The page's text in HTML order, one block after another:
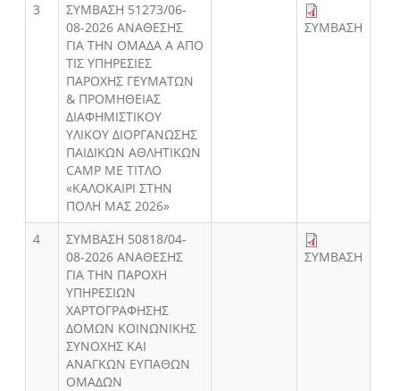
3
ΣΥΜΒΑΣΗ 51273/06-
08-2026 ΑΝΑΘΕΣΗΣ
ΓΙΑ ΤΗΝ ΟΜΑΔΑ Α ΑΠΟ
ΤΙΣ ΥΠΗΡΕΣΙΕΣ
ΠΑΡΟΧΗΣ ΓΕΥΜΑΤΩΝ
& ΠΡΟΜΗΘΕΙΑΣ
ΔΙΑΦΗΜΙΣΤΙΚΟΥ
ΥΛΙΚΟΥ ΔΙΟΡΓΑΝΩΣΗΣ
ΠΑΙΔΙΚΩΝ ΑΘΛΗΤΙΚΩΝ
CAMP ΜΕ ΤΙΤΛΟ
«ΚΑΛΟΚΑΙΡΙ ΣΤΗΝ
ΠΟΛΗ ΜΑΣ 2026»
ΣΥΜΒΑΣΗ
4
ΣΥΜΒΑΣΗ 50818/04-
08-2026 ΑΝΑΘΕΣΗΣ
ΓΙΑ ΤΗΝ ΠΑΡΟΧΗ
ΥΠΗΡΕΣΙΩΝ
ΧΑΡΤΟΓΡΑΦΗΣΗΣ
ΔΟΜΩΝ ΚΟΙΝΩΝΙΚΗΣ
ΣΥΝΟΧΗΣ ΚΑΙ
ΑΝΑΓΚΩΝ ΕΥΠΑΘΩΝ
ΟΜΑΔΩΝ
ΣΥΜΒΑΣΗ